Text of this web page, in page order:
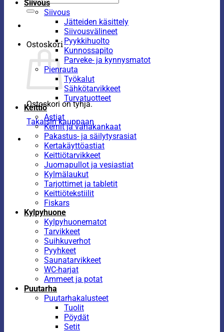
Ostoskori
Ostoskori on tyhjä.
Takaisin kauppaan
Siivous
Siivous
Jätteiden käsittely
Siivousvälineet
Pyykkihuolto
Kunnossapito
Parveke- ja kynnysmatot
Pienrauta
Työkalut
Sähkötarvikkeet
Turvatuotteet
Keittiö
Astiat
Kernit ja vahakankaat
Pakastus- ja säilytysrasiat
Kertakäyttöastiat
Keittiötarvikkeet
Juomapullot ja vesiastiat
Kylmälaukut
Tarjottimet ja tabletit
Keittiötekstiilit
Fiskars
Kylpyhuone
Kylpyhuonematot
Tarvikkeet
Suihkuverhot
Pyyhkeet
Saunatarvikkeet
WC-harjat
Ammeet ja potat
Puutarha
Puutarhakalusteet
Tuolit
Pöydät
Setit